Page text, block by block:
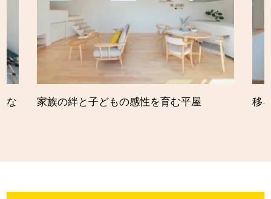
な 家族の絆と子どもの感性を育む平屋 移